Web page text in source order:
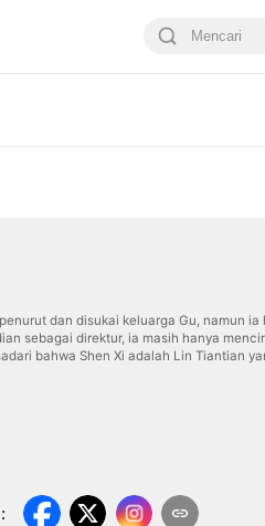
dan disukai keluarga Gu, namun
sebagai direktur, ia masih hanya
bahwa Shen Xi adalah Lin Tiantian
: